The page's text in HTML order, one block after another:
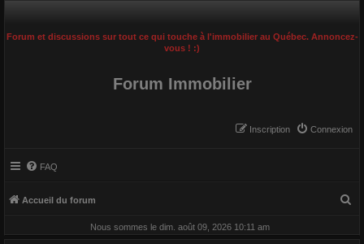
Forum et discussions sur tout ce qui touche à l'immobilier au Québec. Annoncez-
vous ! :)
Forum Immobilier
Connexion
Inscription
FAQ
Accueil du forum
c
Nous sommes le dim. août 09, 2026 10:11 am